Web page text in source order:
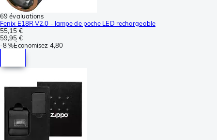
69 évaluations
Fenix E18R V2.0 - lampe de poche LED rechargeable
55,15 €
59,95 €
-8 %Économisez 4,80